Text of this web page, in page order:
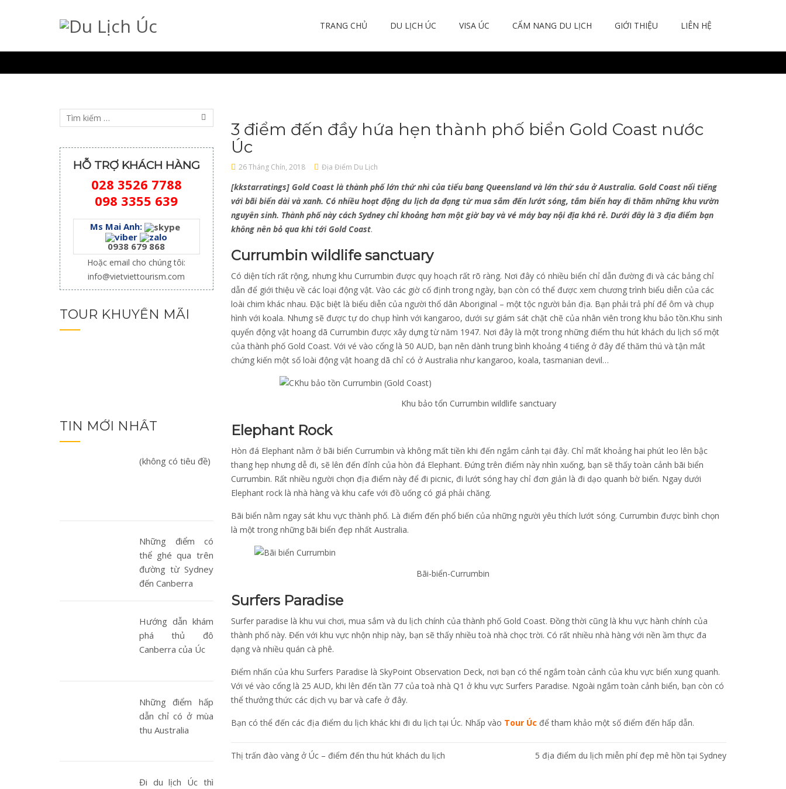
TRANG CHỦ DU LỊCH ÚC VISA ÚC CẨM NANG DU LỊCH GIỚI THIỆU LIÊN HỆ
3 điểm đến đầy hứa hẹn thành phố biển Gold Coast nước
Úc
26 Tháng Chín, 2018 Địa Điểm Du Lịch
[kkstarratings] Gold Coast là thành phố lớn thứ nhì của tiểu bang Queensland và lớn thứ sáu ở Australia. Gold Coast nổi tiếng
với bãi biển dài và xanh. Có nhiều hoạt động du lịch da đạng từ mua sắm đến lướt sóng, tắm biển hay đi thăm những khu vườn
nguyên sinh. Thành phố này cách Sydney chỉ khoảng hơn một giờ bay và vé máy bay nội địa khá rẻ. Dưới đây là 3 địa điểm bạn
không nên bỏ qua khi tới Gold Coast.
Currumbin wildlife sanctuary
Có diện tích rất rộng, nhưng khu Currumbin được quy hoạch rất rõ ràng. Nơi đây có nhiều biển chỉ dẫn đường đi và các bảng chỉ
dẫn để giới thiệu về các loại động vật. Vào các giờ cố định trong ngày, bạn còn có thể được xem chương trình biểu diễn của các
loài chim khác nhau. Đặc biệt là biểu diễn của người thổ dân Aboriginal – một tộc người bản địa. Bạn phải trả phí để ôm và chụp
hình với koala. Nhưng sẽ được tự do chụp hình với kangaroo, dưới sự giám sát chặt chẽ của nhân viên trong khu bảo tồn.Khu sinh
quyển động vật hoang dã Currumbin được xây dựng từ năm 1947. Nơi đây là một trong những điểm thu hút khách du lịch số một
của thành phố Gold Coast. Với vé vào cổng là 50 AUD, bạn nên dành trung bình khoảng 4 tiếng ở đây để thăm thú và tận mắt
chứng kiến một số loài động vật hoang dã chỉ có ở Australia như kangaroo, koala, tasmanian devil…
Khu bảo tổn Currumbin wildlife sanctuary
Elephant Rock
Hòn đá Elephant nằm ở bãi biển Currumbin và không mất tiền khi đến ngắm cảnh tại đây. Chỉ mất khoảng hai phút leo lên bậc
thang hẹp nhưng dễ đi, sẽ lên đến đỉnh của hòn đá Elephant. Đứng trên điểm này nhìn xuống, bạn sẽ thấy toàn cảnh bãi biển
Currumbin. Rất nhiều người chọn địa điểm này để đi picnic, đi lướt sóng hay chỉ đơn giản là đi dạo quanh bờ biển. Ngay dưới
Elephant rock là nhà hàng và khu cafe với đồ uống có giá phải chăng.
Bãi biển nằm ngay sát khu vực thành phố. Là điểm đến phổ biến của những người yêu thích lướt sóng. Currumbin được bình chọn
là một trong những bãi biển đẹp nhất Australia.
Bãi-biển-Currumbin
Surfers Paradise
Surfer paradise là khu vui chơi, mua sắm và du lịch chính của thành phố Gold Coast. Đồng thời cũng là khu vực hành chính của
thành phố này. Đến với khu vực nhộn nhịp này, bạn sẽ thấy nhiều toà nhà chọc trời. Có rất nhiều nhà hàng với nền ầm thực đa
dạng và nhiều quán cà phê.
Điểm nhấn của khu Surfers Paradise là SkyPoint Observation Deck, nơi bạn có thể ngắm toàn cảnh của khu vực biển xung quanh.
Với vé vào cổng là 25 AUD, khi lên đến tần 77 của toà nhà Q1 ở khu vực Surfers Paradise. Ngoài ngắm toàn cảnh biển, bạn còn có
thể thưởng thức các dịch vụ bar và cafe ở đây.
Bạn có thể đến các địa điểm du lịch khác khi đi du lịch tại Úc. Nhấp vào Tour Úc để tham khảo một số điểm đến hấp dẫn.
Điều
Thị trấn đào vàng ở Úc – điểm đến thu hút khách du lịch 5 địa điểm du lịch miễn phí đẹp mê hồn tại Sydney
HỖ TRỢ KHÁCH HÀNG
028 3526 7788
098 3355 639
Ms Mai Anh:
0938 679 868
Hoặc email cho chúng tôi:
info@vietviettourism.com
TOUR KHUYẾN MÃI
TIN MỚI NHẤT
(không có tiêu đề)
Những điểm có
thể ghé qua trên
đường từ Sydney
đến Canberra
Hướng dẫn khám
phá thủ đô
Canberra của Úc
Những điểm hấp
dẫn chỉ có ở mùa
thu Australia
Đi du lịch Úc thì